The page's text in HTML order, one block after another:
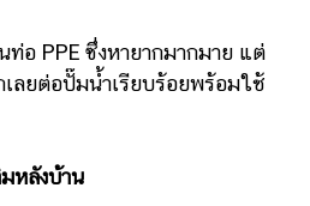
PPE ซึ่งหายากมากมาย แต่
ลยต่อปั๊มน้ำเรียบร้อยพร้อมใช้
หลังบ้าน